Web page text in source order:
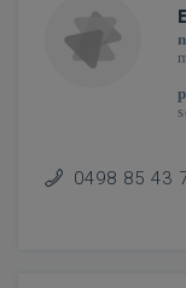
0498 85 43